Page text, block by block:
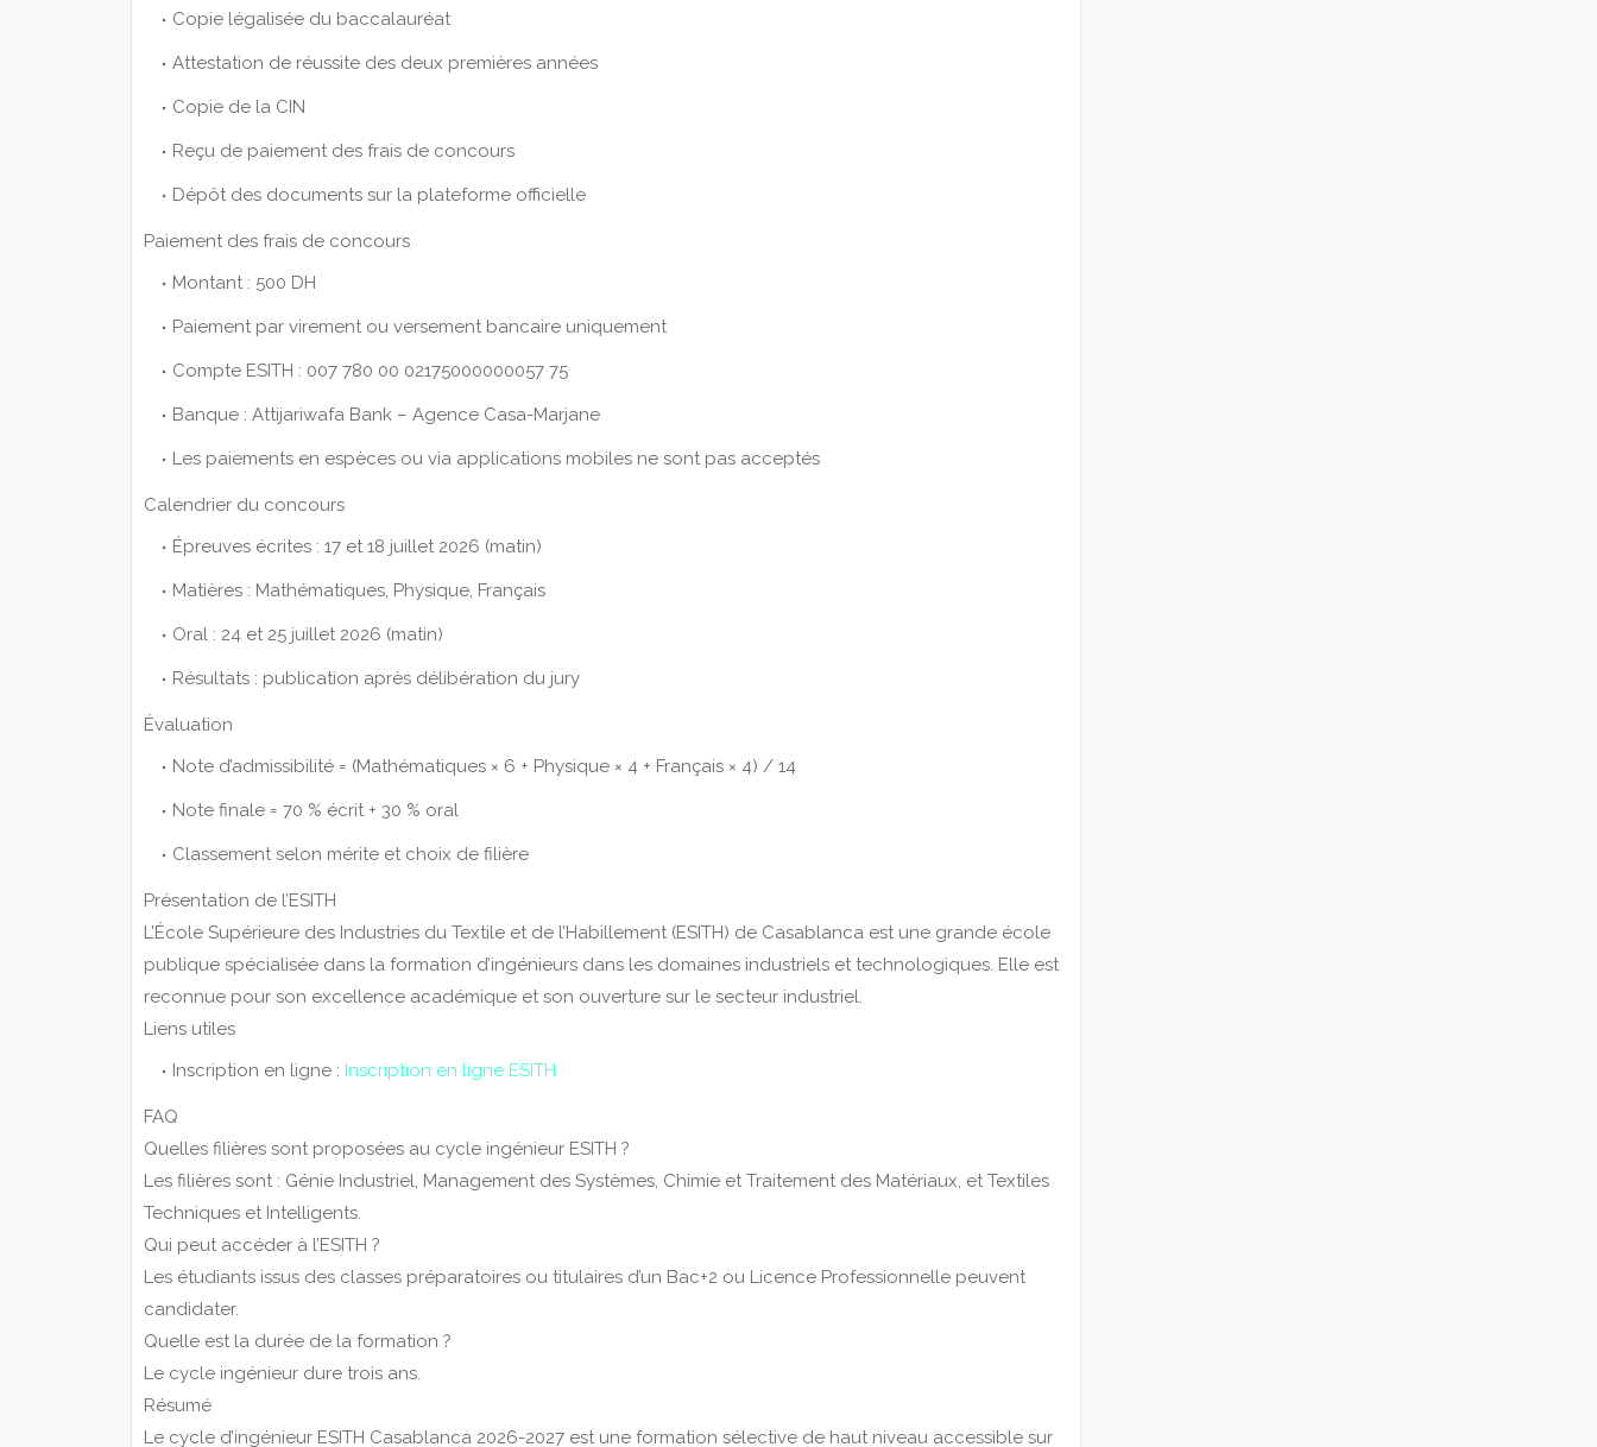
Copie légalisée du baccalauréat
Attestation de réussite des deux premières années
Copie de la CIN
Reçu de paiement des frais de concours
Dépôt des documents sur la plateforme officielle
Paiement des frais de concours
Montant : 500 DH
Paiement par virement ou versement bancaire uniquement
Compte ESITH : 007 780 00 02175000000057 75
Banque : Attijariwafa Bank – Agence Casa-Marjane
Les paiements en espèces ou via applications mobiles ne sont pas acceptés
Calendrier du concours
Épreuves écrites : 17 et 18 juillet 2026 (matin)
Matières : Mathématiques, Physique, Français
Oral : 24 et 25 juillet 2026 (matin)
Résultats : publication après délibération du jury
Évaluation
Note d’admissibilité = (Mathématiques × 6 + Physique × 4 + Français × 4) / 14
Note finale = 70 % écrit + 30 % oral
Classement selon mérite et choix de filière
Présentation de l’ESITH
L’École Supérieure des Industries du Textile et de l’Habillement (ESITH) de Casablanca est une grande école
publique spécialisée dans la formation d’ingénieurs dans les domaines industriels et technologiques. Elle est
reconnue pour son excellence académique et son ouverture sur le secteur industriel.
Liens utiles
Inscription en ligne : Inscription en ligne ESITH
FAQ
Quelles filières sont proposées au cycle ingénieur ESITH ?
Les filières sont : Génie Industriel, Management des Systèmes, Chimie et Traitement des Matériaux, et Textiles
Techniques et Intelligents.
Qui peut accéder à l’ESITH ?
Les étudiants issus des classes préparatoires ou titulaires d’un Bac+2 ou Licence Professionnelle peuvent
candidater.
Quelle est la durée de la formation ?
Le cycle ingénieur dure trois ans.
Résumé
Le cycle d’ingénieur ESITH Casablanca 2026-2027 est une formation sélective de haut niveau accessible sur